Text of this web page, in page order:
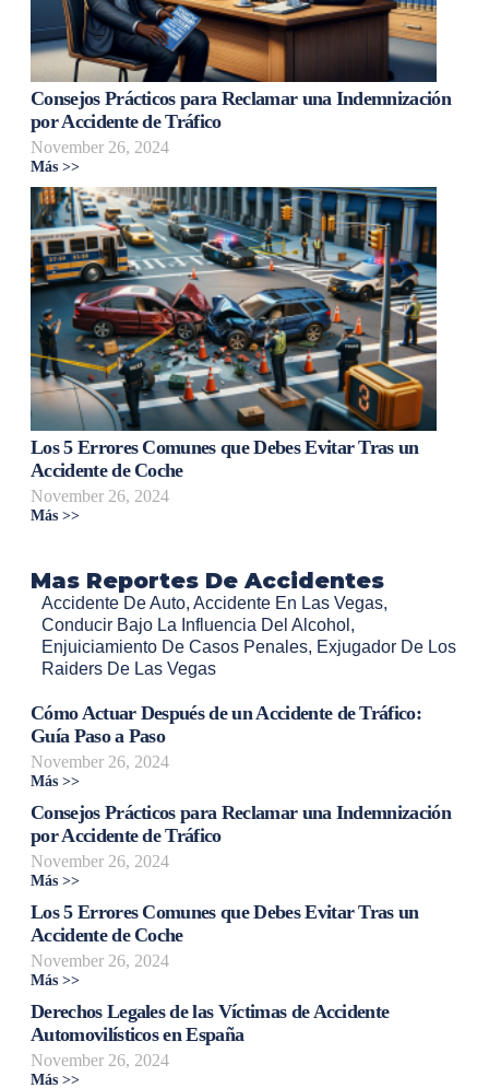
Consejos Prácticos para Reclamar una Indemnización
por Accidente de Tráfico
November 26, 2024
Más >>
Los 5 Errores Comunes que Debes Evitar Tras un
Accidente de Coche
November 26, 2024
Más >>
Mas Reportes De Accidentes
Accidente De Auto, Accidente En Las Vegas,
Conducir Bajo La Influencia Del Alcohol ,
Enjuiciamiento De Casos Penales, Exjugador De Los
Raiders De Las Vegas
Cómo Actuar Después de un Accidente de Tráfico:
Guía Paso a Paso
November 26, 2024
Más >>
Consejos Prácticos para Reclamar una Indemnización
por Accidente de Tráfico
November 26, 2024
Más >>
Los 5 Errores Comunes que Debes Evitar Tras un
Accidente de Coche
November 26, 2024
Más >>
Derechos Legales de las Víctimas de Accidente
Automovilísticos en España
November 26, 2024
Más >>